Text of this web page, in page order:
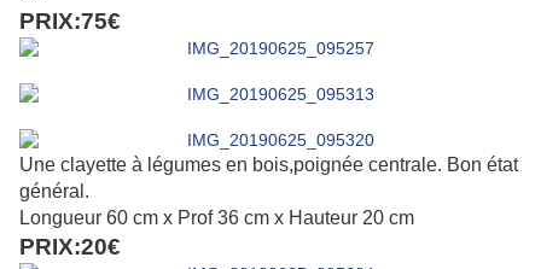
PRIX:75€
Une clayette à légumes en bois,poignée centrale. Bon état
général.
Longueur 60 cm x Prof 36 cm x Hauteur 20 cm
PRIX:20€